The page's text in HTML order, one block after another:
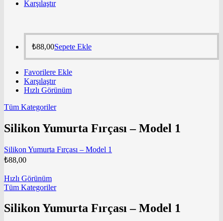
Karşılaştır
₺88,00Sepete Ekle
Favorilere Ekle
Karşılaştır
Hızlı Görünüm
Tüm Kategoriler
Silikon Yumurta Fırçası – Model 1
Silikon Yumurta Fırçası – Model 1
₺88,00
Hızlı Görünüm
Tüm Kategoriler
Silikon Yumurta Fırçası – Model 1